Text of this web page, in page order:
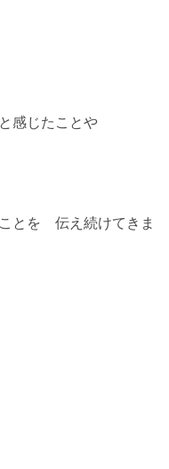
感じたことや
とを 伝え続けてきま